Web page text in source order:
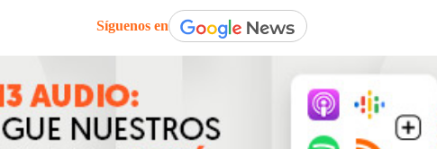
Síguenos en